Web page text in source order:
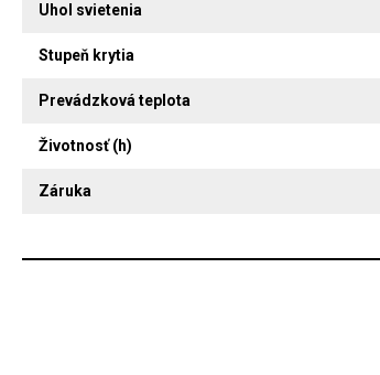
Uhol svietenia
Stupeň krytia
Prevádzková teplota
Životnosť (h)
Záruka